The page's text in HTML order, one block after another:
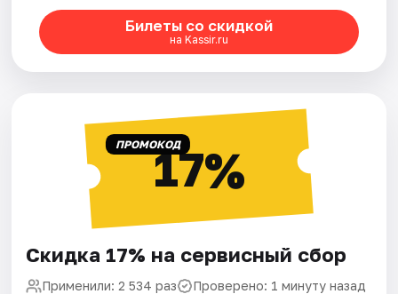
Билеты со скидкой
на Kassir.ru
ПРОМОКОД17%
Скидка 17% на сервисный сбор
Применили: 2 534 раз Проверено: 1 минуту назад